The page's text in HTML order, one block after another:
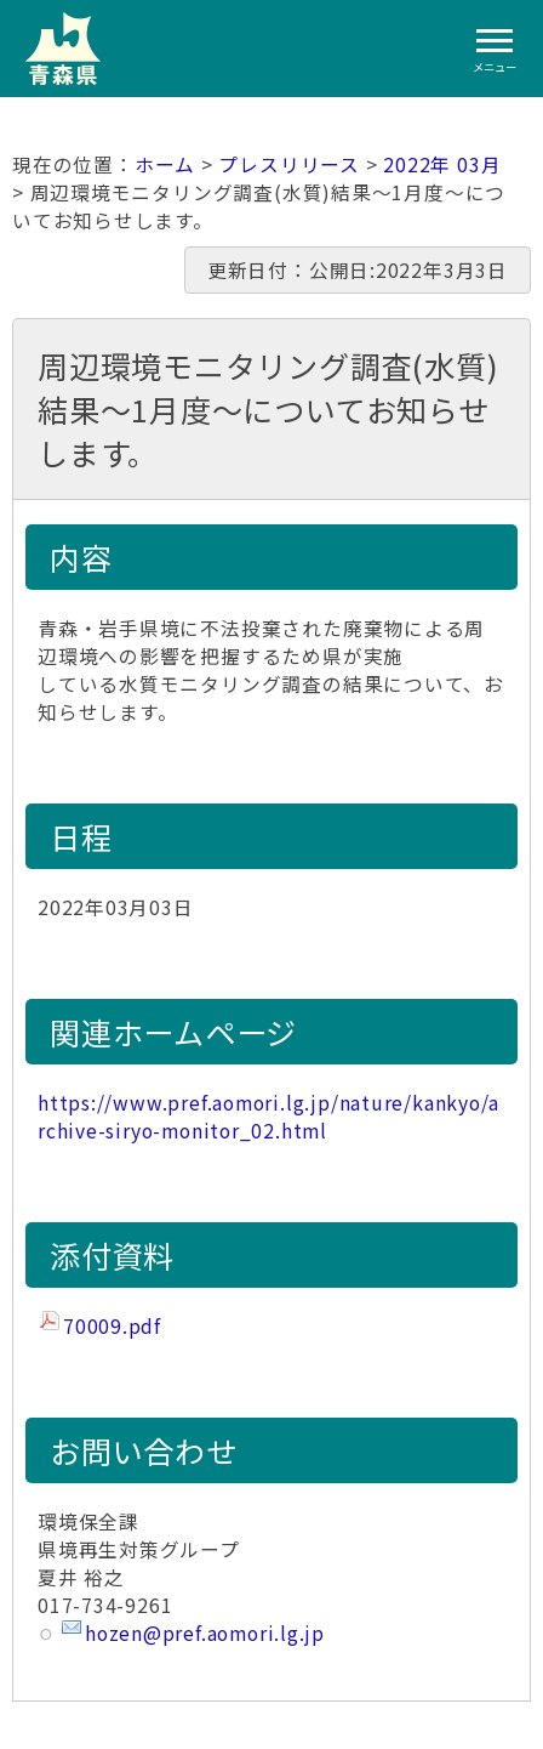
メニュー
ホーム > プレスリリース > 2022年 03月
> 周辺環境モニタリング調査(水質)結果～1月度～につ
いてお知らせします。
更新日付：公開日:2022年3月3日
周辺環境モニタリング調査(水質)
結果～1月度～についてお知らせ
します。
内容
青森・岩手県境に不法投棄された廃棄物による周
辺環境への影響を把握するため県が実施
している水質モニタリング調査の結果について、お
知らせします。
日程
2022年03月03日
関連ホームページ
https://www.pref.aomori.lg.jp/nature/kankyo/a
rchive-siryo-monitor_02.html
添付資料
70009.pdf
お問い合わせ
環境保全課
県境再生対策グループ
夏井 裕之
017-734-9261
hozen@pref.aomori.lg.jp